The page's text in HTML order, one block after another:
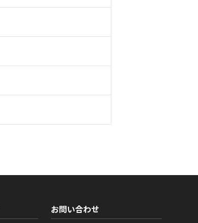
お問い合わせ